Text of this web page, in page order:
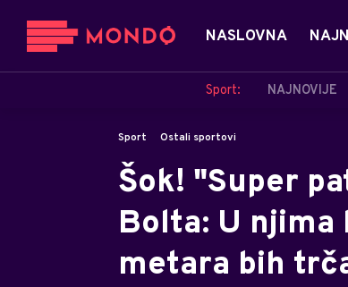
NASLOVNA
Sport: NAJNOVIJE
Sport Ostali sportovi
Šok! "Super
Bolta: U njima
metara bih